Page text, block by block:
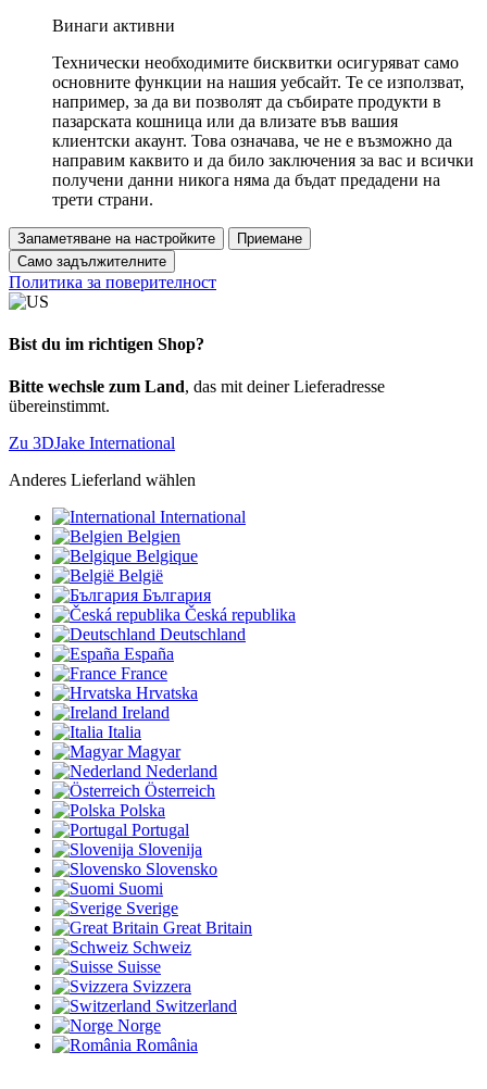
Винаги активни
Технически необходимите бисквитки осигуряват само
основните функции на нашия уебсайт. Те се използват,
например, за да ви позволят да събирате продукти в
пазарската кошница или да влизате във вашия
клиентски акаунт. Това означава, че не е възможно да
направим каквито и да било заключения за вас и всички
получени данни никога няма да бъдат предадени на
трети страни.
Запаметяване на настройките
Приемане
Само задължителните
Политика за поверителност
Bist du im richtigen Shop?
Bitte wechsle zum Land, das mit deiner Lieferadresse
übereinstimmt.
Zu 3DJake International
Anderes Lieferland wählen
International
Belgien
Belgique
België
България
Česká republika
Deutschland
España
France
Hrvatska
Ireland
Italia
Magyar
Nederland
Österreich
Polska
Portugal
Slovenija
Slovensko
Suomi
Sverige
Great Britain
Schweiz
Suisse
Svizzera
Switzerland
Norge
România